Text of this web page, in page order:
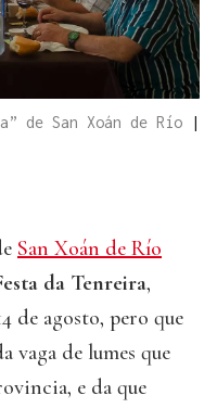
de San Xoán de Río
|
San Xoán de Río
da Tenreira,
de agosto, pero que
vaga de lumes que
e da que